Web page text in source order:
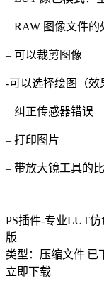
– RAW 图像文件的
– 可以裁剪图像
-可以选择绘图（效
– 纠正传感器错误
– 打印图片
– 带放大镜工具的
PS插件-专业LUT仿
版
类型：压缩文件|已
立即下载